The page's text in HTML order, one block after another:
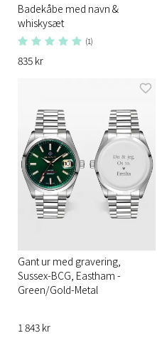
Badekåbe med navn &
whiskysæt
(1)
835 kr
Gant ur med gravering,
Sussex-BCG, Eastham -
Green/Gold-Metal
1 843 kr